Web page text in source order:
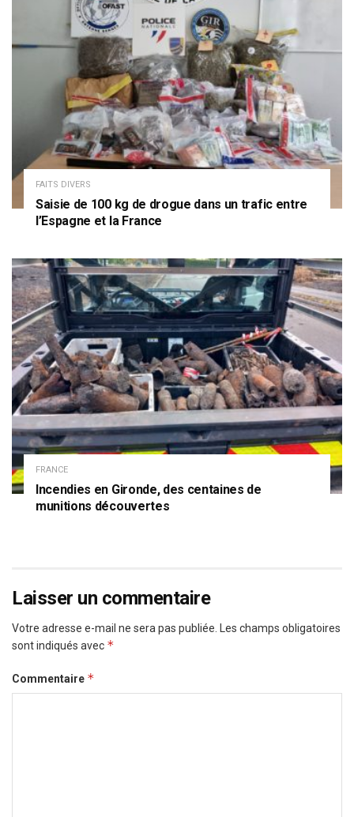
FAITS DIVERS
Saisie de 100 kg de drogue dans un trafic entre
l’Espagne et la France
FRANCE
Incendies en Gironde, des centaines de
munitions découvertes
Laisser un commentaire
Votre adresse e-mail ne sera pas publiée. Les champs obligatoires
sont indiqués avec *
Commentaire *